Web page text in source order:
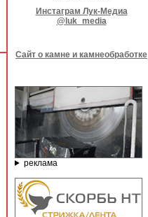
Инстаграм Лук-Медиа
@luk_media
Сайт о камне и камнеобработке
реклама